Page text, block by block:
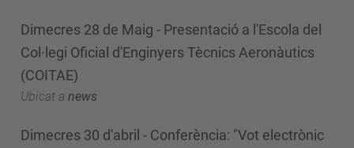
Dimecres 28 de Maig - Presentació a l'Escola del
Col·legi Oficial d'Enginyers Tècnics Aeronàutics
(COITAE)
Ubicat a news
Dimecres 30 d'abril - Conferència: "Vot electrònic